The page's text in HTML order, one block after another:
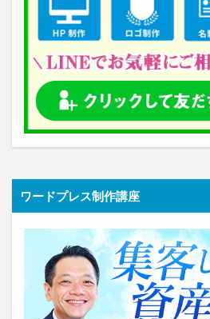
ワードプレス制作講座